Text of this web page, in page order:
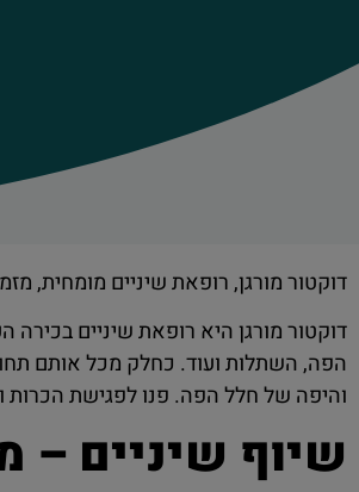
דוקטור מורגן, רופאת שיניים מומחית,
דוקטור מורגן היא רופאת שיניים בכירה
הפה, השתלות ועוד. כחלק מכל אותם
והיפה של חלל הפה. פנו לפגישת
שיוף שיניים –